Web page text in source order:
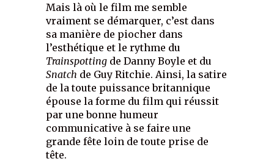
Mais là où le film me semble
vraiment se démarquer, c’est dans
sa manière de piocher dans
l’esthétique et le rythme du
Trainspotting de Danny Boyle et du
Snatch de Guy Ritchie. Ainsi, la satire
de la toute puissance britannique
épouse la forme du film qui réussit
par une bonne humeur
communicative à se faire une
grande fête loin de toute prise de
tête.